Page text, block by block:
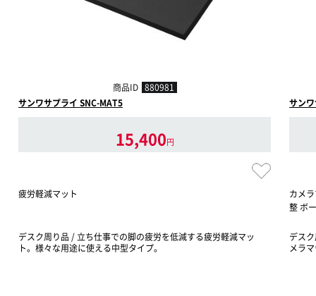
商品ID 880981
サンワサプライ SNC-MAT5
15,400円
疲労軽減マット
デスク周り品 / 立ち仕事での脚の疲労を低減する疲労軽減マッ
ト。様々な用途に使える中型タイプ。
サン
カメ
整 ボ
デス
メラ